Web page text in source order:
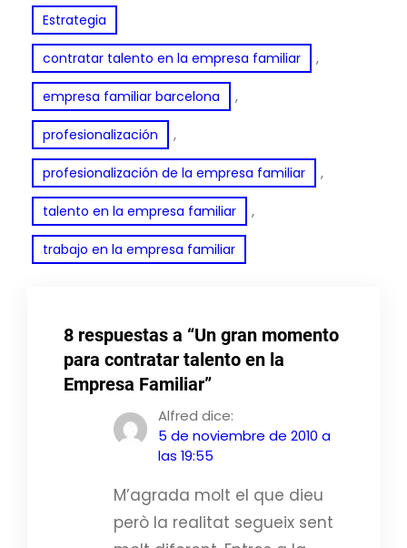
Estrategia
contratar talento en la empresa familiar ,
empresa familiar barcelona ,
profesionalización ,
profesionalización de la empresa familiar ,
talento en la empresa familiar ,
trabajo en la empresa familiar
8 respuestas a “Un gran momento
para contratar talento en la
Empresa Familiar”
Alfred dice:
5 de noviembre de 2010 a
las 19:55
M’agrada molt el que dieu
però la realitat segueix sent